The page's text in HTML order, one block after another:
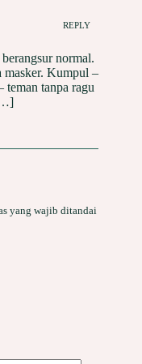
REPLY
normal.
masker. Kumpul –
teman tanpa ragu
yang wajib ditandai